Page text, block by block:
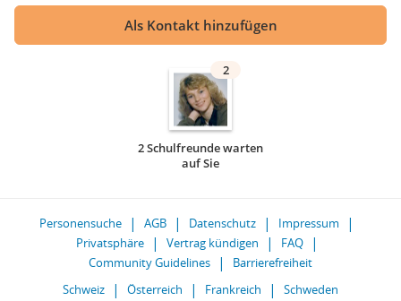
Als Kontakt hinzufügen
2
2 Schulfreunde warten
auf Sie
Personensuche AGB Datenschutz
Impressum
Privatsphäre
Vertrag kündigen
FAQ
Community Guidelines
Barrierefreiheit
Schweiz
Österreich Frankreich Schweden